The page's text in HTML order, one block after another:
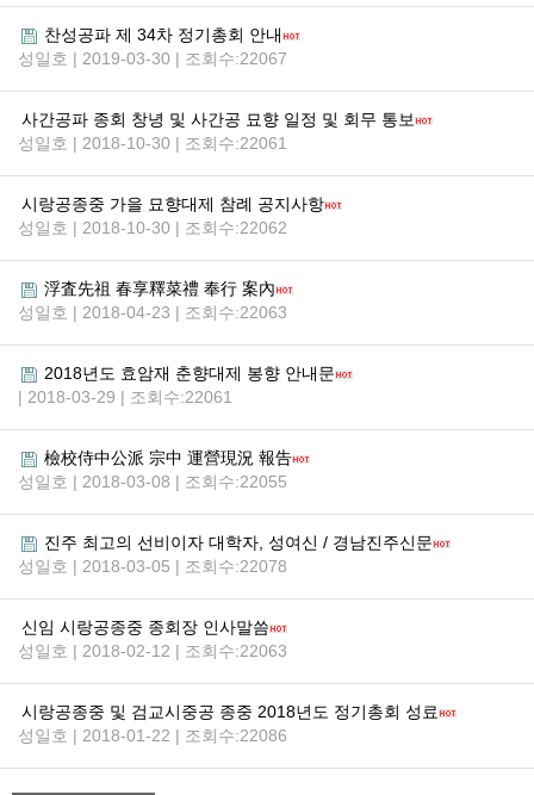
찬성공파 제 34차 정기총회 안내
성일호 | 2019-03-30 | 조회수:22067
사간공파 종회 창녕 및 사간공 묘향 일정 및 회무 통보
성일호 | 2018-10-30 | 조회수:22061
시랑공종중 가을 묘향대제 참례 공지사항
성일호 | 2018-10-30 | 조회수:22062
浮査先祖 春享釋菜禮 奉行 案內
성일호 | 2018-04-23 | 조회수:22063
2018년도 효암재 춘향대제 봉향 안내문
| 2018-03-29 | 조회수:22061
檢校侍中公派 宗中 運營現況 報告
성일호 | 2018-03-08 | 조회수:22055
진주 최고의 선비이자 대학자, 성여신 / 경남진주신문
성일호 | 2018-03-05 | 조회수:22078
신임 시랑공종중 종회장 인사말씀
성일호 | 2018-02-12 | 조회수:22063
시랑공종중 및 검교시중공 종중 2018년도 정기총회 성료
성일호 | 2018-01-22 | 조회수:22086